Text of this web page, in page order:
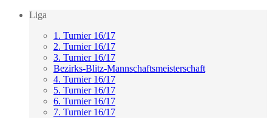
Liga
1. Turnier 16/17
2. Turnier 16/17
3. Turnier 16/17
Bezirks-Blitz-Mannschaftsmeisterschaft
4. Turnier 16/17
5. Turnier 16/17
6. Turnier 16/17
7. Turnier 16/17